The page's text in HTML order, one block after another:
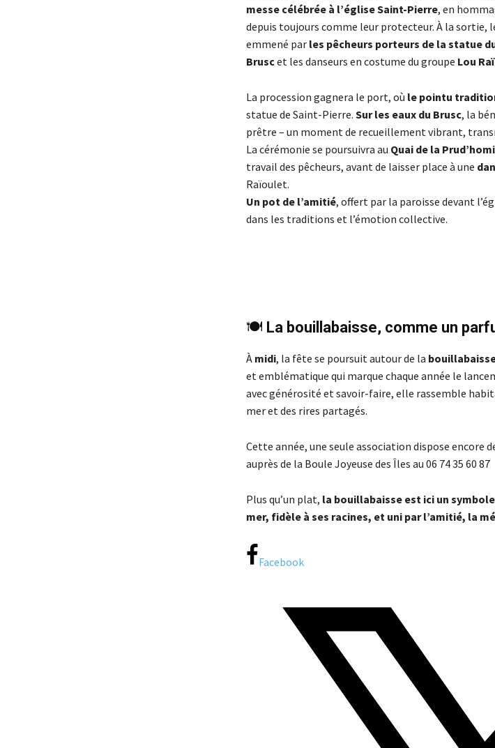
messe célébrée à l’église Saint-Pierre, en
depuis toujours comme leur protecteur. À la sortie,
emmené par les pêcheurs porteurs de la statue
Bruscet les danseurs en costume du groupe Lou
La procession gagnera le port, où le pointu
statue de Saint-Pierre. Sur les eaux du Brusc, la
prêtre – un moment de recueillement vibrant,
La cérémonie se poursuivra au Quai de la
travail des pêcheurs, avant de laisser place à une
Raïoulet.
Un pot de l’amitié, offert par la paroisse devant
dans les traditions et l’émotion collective.
🍽 La bouillabaisse, comme un
À midi, la fête se poursuit autour de la
et emblématique qui marque chaque année le
avec générosité et savoir-faire, elle rassemble
mer et des rires partagés.
Cette année, une seule association dispose encore
auprès de la Boule Joyeuse des Îles au 06 74 35 60 87
Plus qu’un plat, la bouillabaisse est ici un
mer, fidèle à ses racines, et uni par l’amitié, la
Facebook